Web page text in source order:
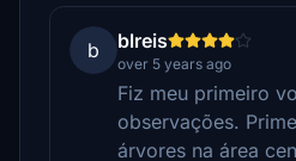
b blreis
over 5 years ago
Fiz meu primeiro
observações.
árvores na área